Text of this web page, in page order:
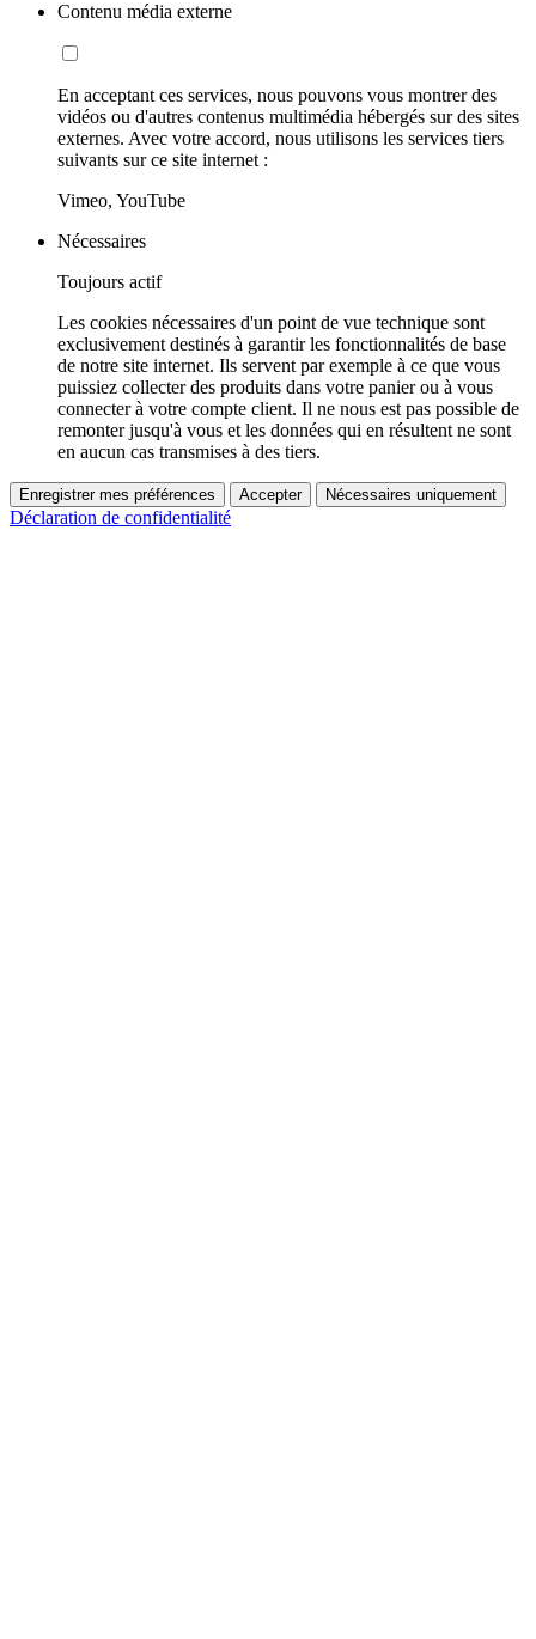
Contenu média externe
En acceptant ces services, nous pouvons vous montrer des
vidéos ou d'autres contenus multimédia hébergés sur des sites
externes. Avec votre accord, nous utilisons les services tiers
suivants sur ce site internet :
Vimeo, YouTube
Nécessaires
Toujours actif
Les cookies nécessaires d'un point de vue technique sont
exclusivement destinés à garantir les fonctionnalités de base
de notre site internet. Ils servent par exemple à ce que vous
puissiez collecter des produits dans votre panier ou à vous
connecter à votre compte client. Il ne nous est pas possible de
remonter jusqu'à vous et les données qui en résultent ne sont
en aucun cas transmises à des tiers.
Enregistrer mes préférences Accepter Nécessaires uniquement
Déclaration de confidentialité